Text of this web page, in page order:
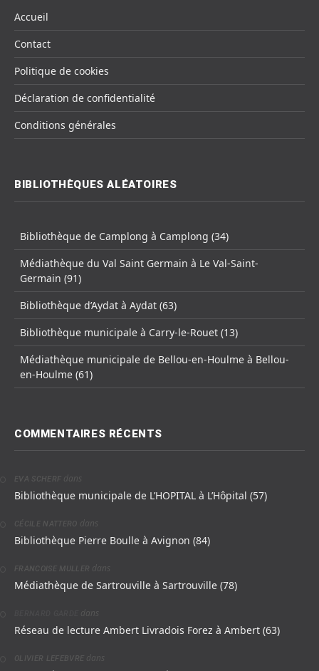
Accueil
Contact
Politique de cookies
Déclaration de confidentialité
Conditions générales
BIBLIOTHÈQUES ALÉATOIRES
Bibliothèque de Camplong à Camplong (34)
Médiathèque du Val Saint Germain à Le Val-Saint-
Germain (91)
Bibliothèque d’Aydat à Aydat (63)
Bibliothèque municipale à Carry-le-Rouet (13)
Médiathèque municipale de Bellou-en-Houlme à Bellou-
en-Houlme (61)
COMMENTAIRES RÉCENTS
EVA SCHERF dans
Bibliothèque municipale de L’HOPITAL à L’Hôpital (57)
CÉCILE NATTERO dans
Bibliothèque Pierre Boulle à Avignon (84)
FRANCOISE MULLER dans
Médiathèque de Sartrouville à Sartrouville (78)
dans
Réseau de lecture Ambert Livradois Forez à Ambert (63)
OLIVIER LEFEBVRE dans